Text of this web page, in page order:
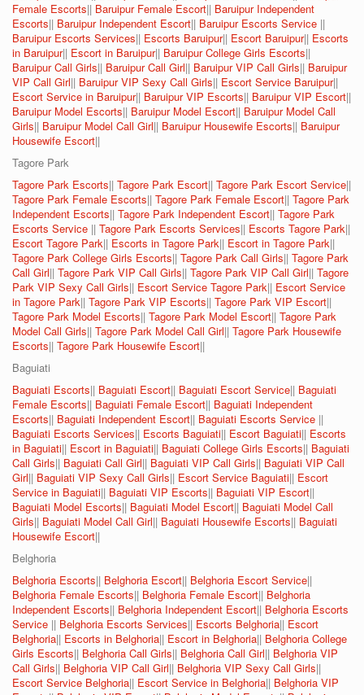
Female Escorts|| Baruipur Female Escort|| Baruipur Independent
Escorts|| Baruipur Independent Escort|| Baruipur Escorts Service ||
Baruipur Escorts Services|| Escorts Baruipur|| Escort Baruipur|| Escorts
in Baruipur|| Escort in Baruipur|| Baruipur College Girls Escorts||
Baruipur Call Girls|| Baruipur Call Girl|| Baruipur VIP Call Girls|| Baruipur
VIP Call Girl|| Baruipur VIP Sexy Call Girls|| Escort Service Baruipur||
Escort Service in Baruipur|| Baruipur VIP Escorts|| Baruipur VIP Escort||
Baruipur Model Escorts|| Baruipur Model Escort|| Baruipur Model Call
Girls|| Baruipur Model Call Girl|| Baruipur Housewife Escorts|| Baruipur
Housewife Escort||
Tagore Park
Tagore Park Escorts|| Tagore Park Escort|| Tagore Park Escort Service||
Tagore Park Female Escorts|| Tagore Park Female Escort|| Tagore Park
Independent Escorts|| Tagore Park Independent Escort|| Tagore Park
Escorts Service || Tagore Park Escorts Services|| Escorts Tagore Park||
Escort Tagore Park|| Escorts in Tagore Park|| Escort in Tagore Park||
Tagore Park College Girls Escorts|| Tagore Park Call Girls|| Tagore Park
Call Girl|| Tagore Park VIP Call Girls|| Tagore Park VIP Call Girl|| Tagore
Park VIP Sexy Call Girls|| Escort Service Tagore Park|| Escort Service
in Tagore Park|| Tagore Park VIP Escorts|| Tagore Park VIP Escort||
Tagore Park Model Escorts|| Tagore Park Model Escort|| Tagore Park
Model Call Girls|| Tagore Park Model Call Girl|| Tagore Park Housewife
Escorts|| Tagore Park Housewife Escort||
Baguiati
Baguiati Escorts|| Baguiati Escort|| Baguiati Escort Service|| Baguiati
Female Escorts|| Baguiati Female Escort|| Baguiati Independent
Escorts|| Baguiati Independent Escort|| Baguiati Escorts Service ||
Baguiati Escorts Services|| Escorts Baguiati|| Escort Baguiati|| Escorts
in Baguiati|| Escort in Baguiati|| Baguiati College Girls Escorts|| Baguiati
Call Girls|| Baguiati Call Girl|| Baguiati VIP Call Girls|| Baguiati VIP Call
Girl|| Baguiati VIP Sexy Call Girls|| Escort Service Baguiati|| Escort
Service in Baguiati|| Baguiati VIP Escorts|| Baguiati VIP Escort||
Baguiati Model Escorts|| Baguiati Model Escort|| Baguiati Model Call
Girls|| Baguiati Model Call Girl|| Baguiati Housewife Escorts|| Baguiati
Housewife Escort||
Belghoria
Belghoria Escorts|| Belghoria Escort|| Belghoria Escort Service||
Belghoria Female Escorts|| Belghoria Female Escort|| Belghoria
Independent Escorts|| Belghoria Independent Escort|| Belghoria Escorts
Service || Belghoria Escorts Services|| Escorts Belghoria|| Escort
Belghoria|| Escorts in Belghoria|| Escort in Belghoria|| Belghoria College
Girls Escorts|| Belghoria Call Girls|| Belghoria Call Girl|| Belghoria VIP
Call Girls|| Belghoria VIP Call Girl|| Belghoria VIP Sexy Call Girls||
Escort Service Belghoria|| Escort Service in Belghoria|| Belghoria VIP